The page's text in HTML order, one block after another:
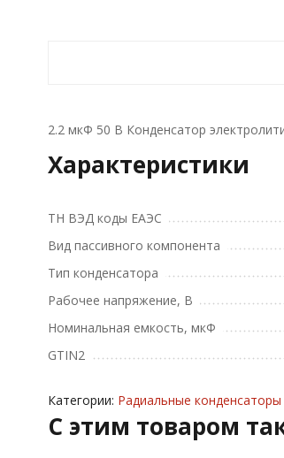
2.2 мкФ 50 В Конденсатор
Характеристики
ТН ВЭД коды ЕАЭС
Вид пассивного компонента
Тип конденсатора
Рабочее напряжение, В
Номинальная емкость, мкФ
GTIN2
Категории: Радиальные конденсаторы
C этим товаром